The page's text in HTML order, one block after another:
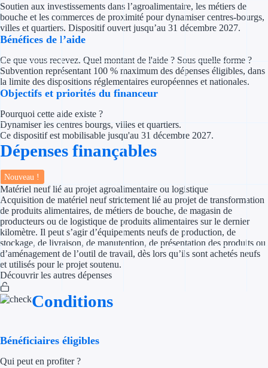
Réduction des
Investir dans
Crédits &
Prêts publics
Prêt
Soutien aux investissements dans l’agroalimentaire, les métiers de
bouche et les commerces de proximité pour dynamiser centres-bourgs,
villes et quartiers. Dispositif ouvert jusqu’au 31 décembre 2027.
Bénéfices de l’aide
Ce que vous recevez. Quel montant de l'aide ? Sous quelle forme ?
Subvention représentant 100 % maximum des dépenses éligibles, dans
la limite des dispositions réglementaires européennes et nationales.
Objectifs et priorités du financeur
Pourquoi cette aide existe ?
Dynamiser les centres bourgs, villes et quartiers.
Ce dispositif est mobilisable jusqu'au 31 décembre 2027.
Dépenses finançables
Nouveau !
Matériel neuf lié au projet agroalimentaire ou logistique
Acquisition de matériel neuf strictement lié au projet de transformation
de produits alimentaires, de métiers de bouche, de magasin de
producteurs ou de logistique de produits alimentaires sur le dernier
kilomètre. Il peut s’agir d’équipements neufs de production, de
stockage, de livraison, de manutention, de présentation des produits ou
d’aménagement de l’outil de travail, dès lors qu’ils sont achetés neufs
et utilisés pour le projet soutenu.
Découvrir les autres dépenses
Conditions
Bénéficiaires éligibles
Qui peut en profiter ?